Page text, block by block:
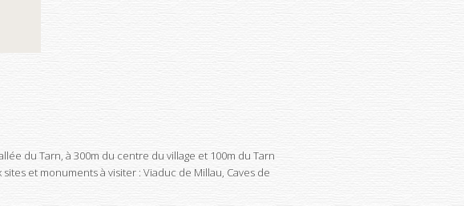
du Tarn, à 300m du centre du village et 100m du Tarn
et monuments à visiter : Viaduc de Millau, Caves de